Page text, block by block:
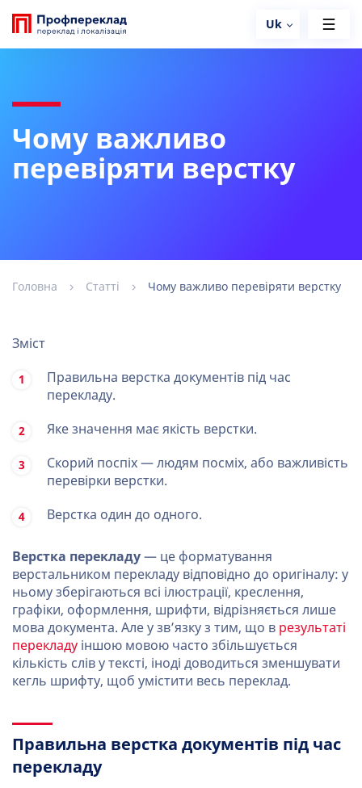
Uk
Чому важливо
перевіряти верстку
Головна Статті Чому важливо перевіряти верстку
Зміст
Правильна верстка документів під час
перекладу.
Яке значення має якість верстки.
Скорий поспіх — людям посміх, або важливість
перевірки верстки.
Верстка один до одного.
Верстка перекладу — це форматування
верстальником перекладу відповідно до оригіналу: у
ньому зберігаються всі ілюстрації, креслення,
графіки, оформлення, шрифти, відрізняється лише
мова документа. Але у зв’язку з тим, що в результаті
перекладу іншою мовою часто збільшується
кількість слів у тексті, іноді доводиться зменшувати
кегль шрифту, щоб умістити весь переклад.
Правильна верстка документів під час
перекладу